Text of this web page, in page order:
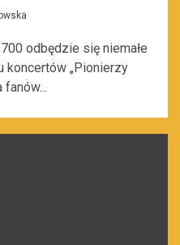
odbędzie się niemałe
koncertów „Pionierzy
fanów...